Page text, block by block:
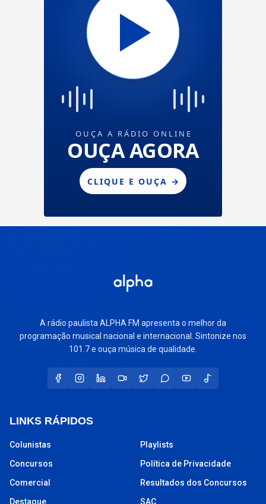
A rádio paulista ALPHA FM apresenta o melhor da
programação musical nacional e internacional. Sintonize nos
101.7 e ouça música de qualidade.
LINKS RÁPIDOS
Colunistas
Concursos
Comercial
Destaque
Playlists
Política de Privacidade
Resultados dos Concursos
SAC